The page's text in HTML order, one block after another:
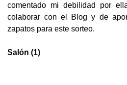
comentado mi debilidad por
colaborar con el Blog y de a
zapatos para este sorteo.
Salón (1)